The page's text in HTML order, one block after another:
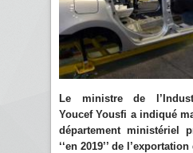
Le ministre de
Youcef Yousfi a indiqué
département ministériel
‘‘en 2019’’ de